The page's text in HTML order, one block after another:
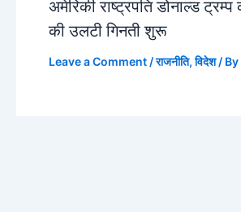
अमेरिकी राष्ट्रपति डोनाल्ड
की उलटी गिनती शुरू
Leave a Comment /राजनीति,विदेश/ By